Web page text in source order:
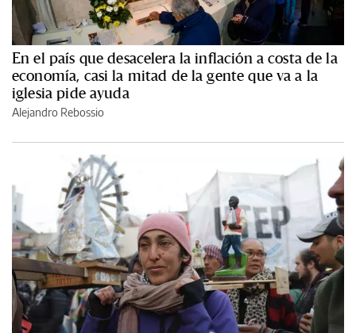
En el país que desacelera la inflación a costa de la
economía, casi la mitad de la gente que va a la
iglesia pide ayuda
Alejandro Rebossio